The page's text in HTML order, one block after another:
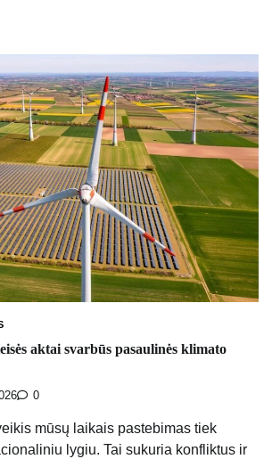
aktai svarbūs pasaulinės klimato
0
mūsų laikais pastebimas tiek
lygiu. Tai sukuria konfliktus ir